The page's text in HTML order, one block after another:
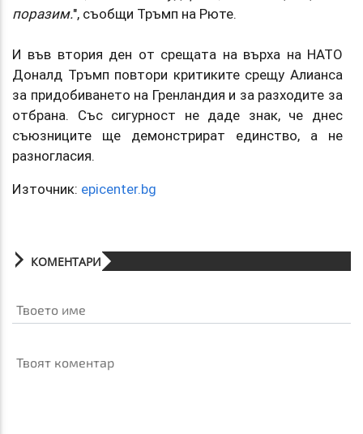
поразим.", съобщи Тръмп на Рюте.
И във втория ден от срещата на върха на НАТО
Доналд Тръмп повтори критиките срещу Алианса
за придобиването на Гренландия и за разходите за
отбрана. Със сигурност не даде знак, че днес
съюзниците ще демонстрират единство, а не
разногласия.
Източник: epicenter.bg
КОМЕНТАРИ
Твоето име
Твоят коментар